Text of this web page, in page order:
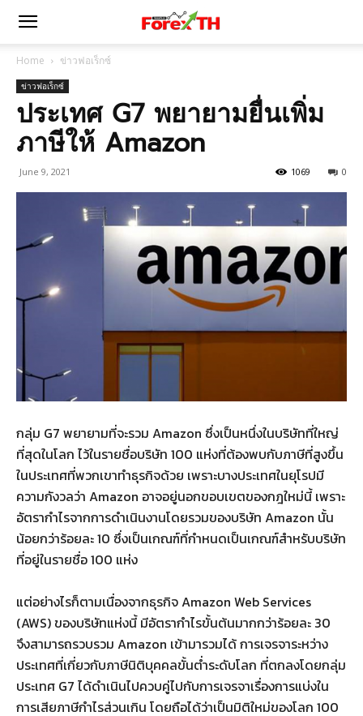
Home ข่าวฟอเร็กซ์
ข่าวฟอเร็กซ์
ประเทศ G7 พยายามยื่นเพิ่ม
ภาษีให้ Amazon
June 9, 2021 0
1069
กลุ่ม G7 พยายามที่จะรวม Amazon ซึ่งเป็นหนึ่งในบริษัทที่ใหญ่
ที่สุดในโลก ไว้ในรายชื่อบริษัท 100 แห่งที่ต้องพบกับภาษีที่สูงขึ้น
ในประเทศที่พวกเขาทำธุรกิจด้วย เพราะบางประเทศในยุโรปมี
ความกังวลว่า Amazon อาจอยู่นอกขอบเขตของกฎใหม่นี้ เพราะ
อัตรากำไรจากการดำเนินงานโดยรวมของบริษัท Amazon นั้น
น้อยกว่าร้อยละ 10 ซึ่งเป็นเกณฑ์ที่กำหนดเป็นเกณฑ์สำหรับบริษัท
ที่อยู่ในรายชื่อ 100 แห่ง
แต่อย่างไรก็ตามเนื่องจากธุรกิจ Amazon Web Services
(AWS) ของบริษัทแห่งนี้ มีอัตรากำไรขั้นต้นมากกว่าร้อยละ 30
จึงสามารถรวบรวม Amazon เข้ามารวมได้ การเจรจาระหว่าง
ประเทศที่เกี่ยวกับภาษีนิติบุคคลขั้นต่ำระดับโลก ที่ตกลงโดยกลุ่ม
ประเทศ G7 ได้ดำเนินไปควบคู่ไปกับการเจรจาเรื่องการแบ่งใน
การเสียภาษีกำไรส่วนเกิน โดยถือได้ว่าเป็นมิติใหม่ของโลก 100